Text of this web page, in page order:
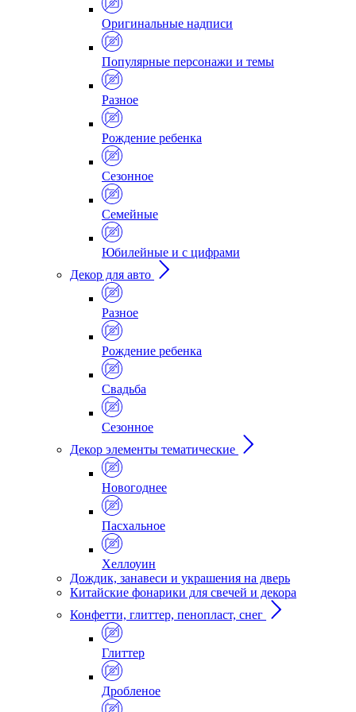
Оригинальные надписи
Популярные персонажи и темы
Разное
Рождение ребенка
Сезонное
Семейные
Юбилейные и с цифрами
Декор для авто
Разное
Рождение ребенка
Свадьба
Сезонное
Декор элементы тематические
Новогоднее
Пасхальное
Хеллоуин
Дождик, занавеси и украшения на дверь
Китайские фонарики для свечей и декора
Конфетти, глиттер, пенопласт, снег
Глиттер
Дробленое